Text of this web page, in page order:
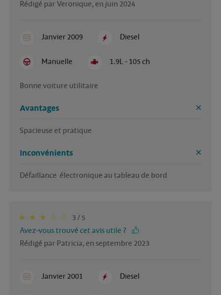
Rédigé par Veronique, en juin 2024
Janvier 2009 Diesel
Manuelle 1.9L - 105 ch
Bonne voiture utilitaire
Avantages
Spacieuse et pratique
Inconvénients
Défaillance  électronique au tableau de bord
3 / 5
Avez-vous trouvé cet avis utile ?
Rédigé par Patricia, en septembre 2023
Janvier 2001 Diesel